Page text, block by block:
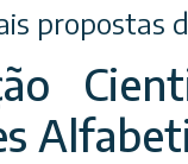
propostas